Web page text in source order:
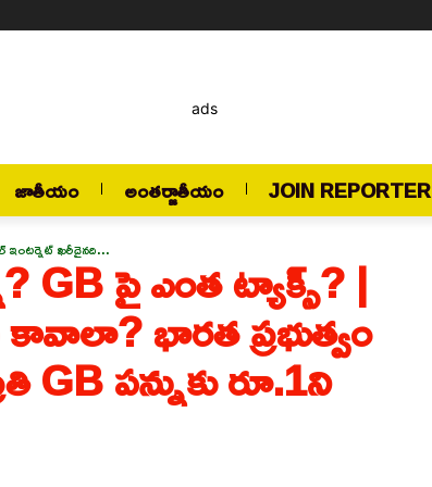
ads
జాతీయం అంతర్జాతీయం JOIN REPORTER
ఇంటర్నెట్ ఖరీదైనది...
GB పై ఎంత ట్యాక్స్? |
భారత ప్రభుత్వం
GB పన్నుకు రూ.1ని